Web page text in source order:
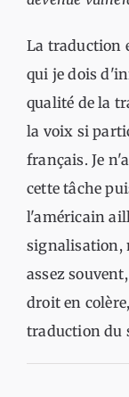
La traduction
qui je dois
qualité de la
la voix si
français. Je
cette tâche
l'américain
signalisation,
assez
droit en
traduction du